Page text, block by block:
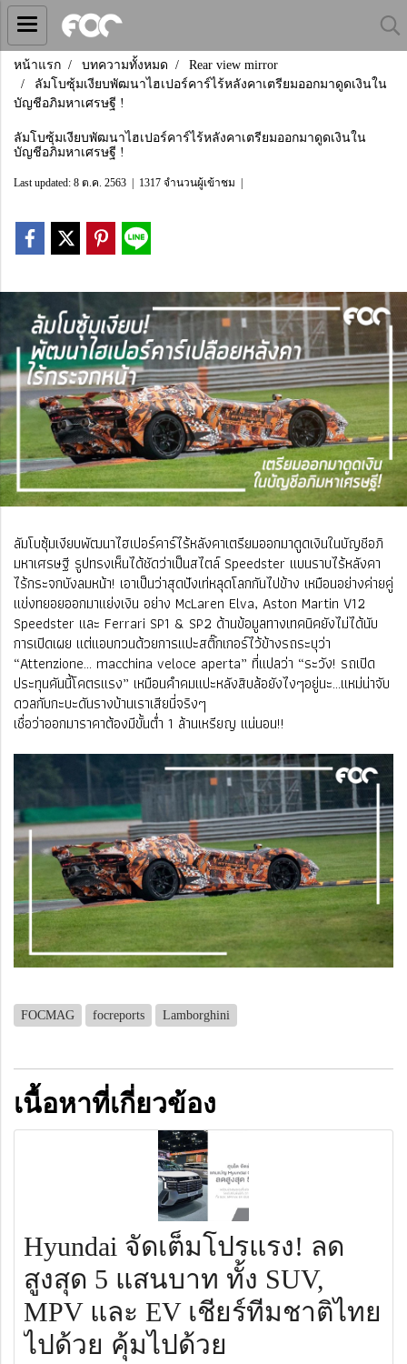
หน้าแรก บทความทั้งหมด
Rear view mirror
ลัมโบซุ้มเงียบพัฒนาไฮเปอร์คาร์ไร้หลังคาเตรียมออกมาดูดเงินใน
บัญชีอภิมหาเศรษฐี !
ลัมโบซุ้มเงียบพัฒนาไฮเปอร์คาร์ไร้หลังคาเตรียมออกมาดูดเงินใน
บัญชีอภิมหาเศรษฐี !
Last updated: 8 ต.ค. 2563 1317 จำนวนผู้เข้าชม
ลัมโบซุ้มเงียบพัฒนาไฮเปอร์คาร์ไร้หลังคาเตรียมออกมาดูดเงินในบัญชีอภิ
มหาเศรษฐี รูปทรงเห็นได้ชัดว่าเป็นสไตล์ Speedster แบนราบไร้หลังคา
ไร้กระจกบังลมหน้า! เอาเป็นว่าสุดปังเท่หลุดโลกกันไปข้าง เหมือนอย่างค่ายคู่
แข่งทยอยออกมาแย่งเงิน อย่าง McLaren Elva, Aston Martin V12
Speedster และ Ferrari SP1 & SP2 ด้านข้อมูลทางเทคนิคยังไม่ได้นับ
การเปิดเผย แต่แอบกวนด้วยการแปะสติ๊กเกอร์ไว้ข้างรถระบุว่า
“Attenzione... macchina veloce aperta” ที่แปลว่า “ระวัง! รถเปิด
ประทุนคันนี้โคตรแรง” เหมือนคําคมแปะหลังสิบล้อยังไงๆอยู่นะ...แหม่น่าจับ
ดวลกับกะบะดันรางบ้านเราเสียนี่จริงๆ
เชื่อว่าออกมาราคาต้องมีขั้นต่ำ 1 ล้านเหรียญ แน่นอน!!
FOCMAG focreports Lamborghini
เนื้อหาที่เกี่ยวข้อง
Hyundai จัดเต็มโปรแรง! ลด
สูงสุด 5 แสนบาท ทั้ง SUV,
MPV และ EV เชียร์ทีมชาติไทย
ไปด้วย คุ้มไปด้วย